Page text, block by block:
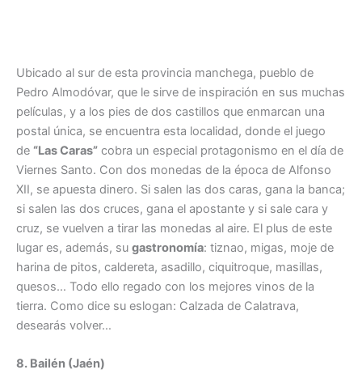
Ubicado al sur de esta provincia manchega, pueblo de
Pedro Almodóvar, que le sirve de inspiración en sus muchas
películas, y a los pies de dos castillos que enmarcan una
postal única, se encuentra esta localidad, donde el juego
de “Las Caras” cobra un especial protagonismo en el día de
Viernes Santo. Con dos monedas de la época de Alfonso
XII, se apuesta dinero. Si salen las dos caras, gana la banca;
si salen las dos cruces, gana el apostante y si sale cara y
cruz, se vuelven a tirar las monedas al aire. El plus de este
lugar es, además, su gastronomía: tiznao, migas, moje de
harina de pitos, caldereta, asadillo, ciquitroque, masillas,
quesos… Todo ello regado con los mejores vinos de la
tierra. Como dice su eslogan: Calzada de Calatrava,
desearás volver…
8. Bailén (Jaén)